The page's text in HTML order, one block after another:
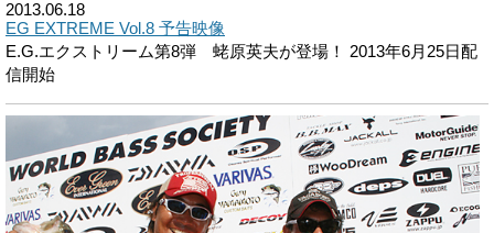
2013.06.18
EG EXTREME Vol.8 予告映像
E.G.エクストリーム第8弾 蛯原英夫が登場！ 2013年6月25日配
信開始